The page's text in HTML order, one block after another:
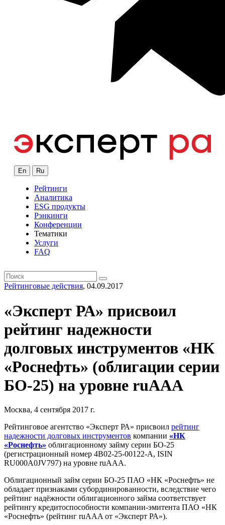
En Ru
Рейтинги
Аналитика
ESG продукты
Рэнкинги
Конференции
Тематики
Услуги
FAQ
Рейтинговые действия, 04.09.2017
«Эксперт РА» присвоил
рейтинг надежности
долговых инструментов «НК
«Роснефть» (облигации серии
БО-25) на уровне ruAAA
Москва, 4 сентября 2017 г.
Рейтинговое агентство «Эксперт РА» присвоил рейтинг
надежности долговых инструментов компании «НК
«Роснефть» облигационному займу серии БО-25
(регистрационный номер 4B02-25-00122-A, ISIN
RU000A0JV797) на уровне ruAAA.
Облигационный займ серии БО-25 ПАО «НК «Роснефть» не
обладает признаками субординированности, вследствие чего
рейтинг надёжности облигационного займа соответствует
рейтингу кредитоспособности компании-эмитента ПАО «НК
«Роснефть» (рейтинг ruAAA от «Эксперт РА»).